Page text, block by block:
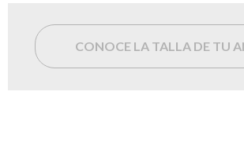
CONOCE LA TALLA DE TU